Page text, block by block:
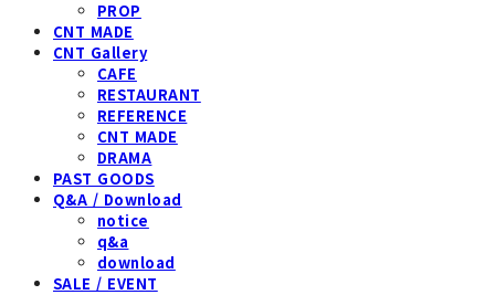
PROP
CNT MADE
CNT Gallery
CAFE
RESTAURANT
REFERENCE
CNT MADE
DRAMA
PAST GOODS
Q&A / Download
notice
q&a
download
SALE / EVENT